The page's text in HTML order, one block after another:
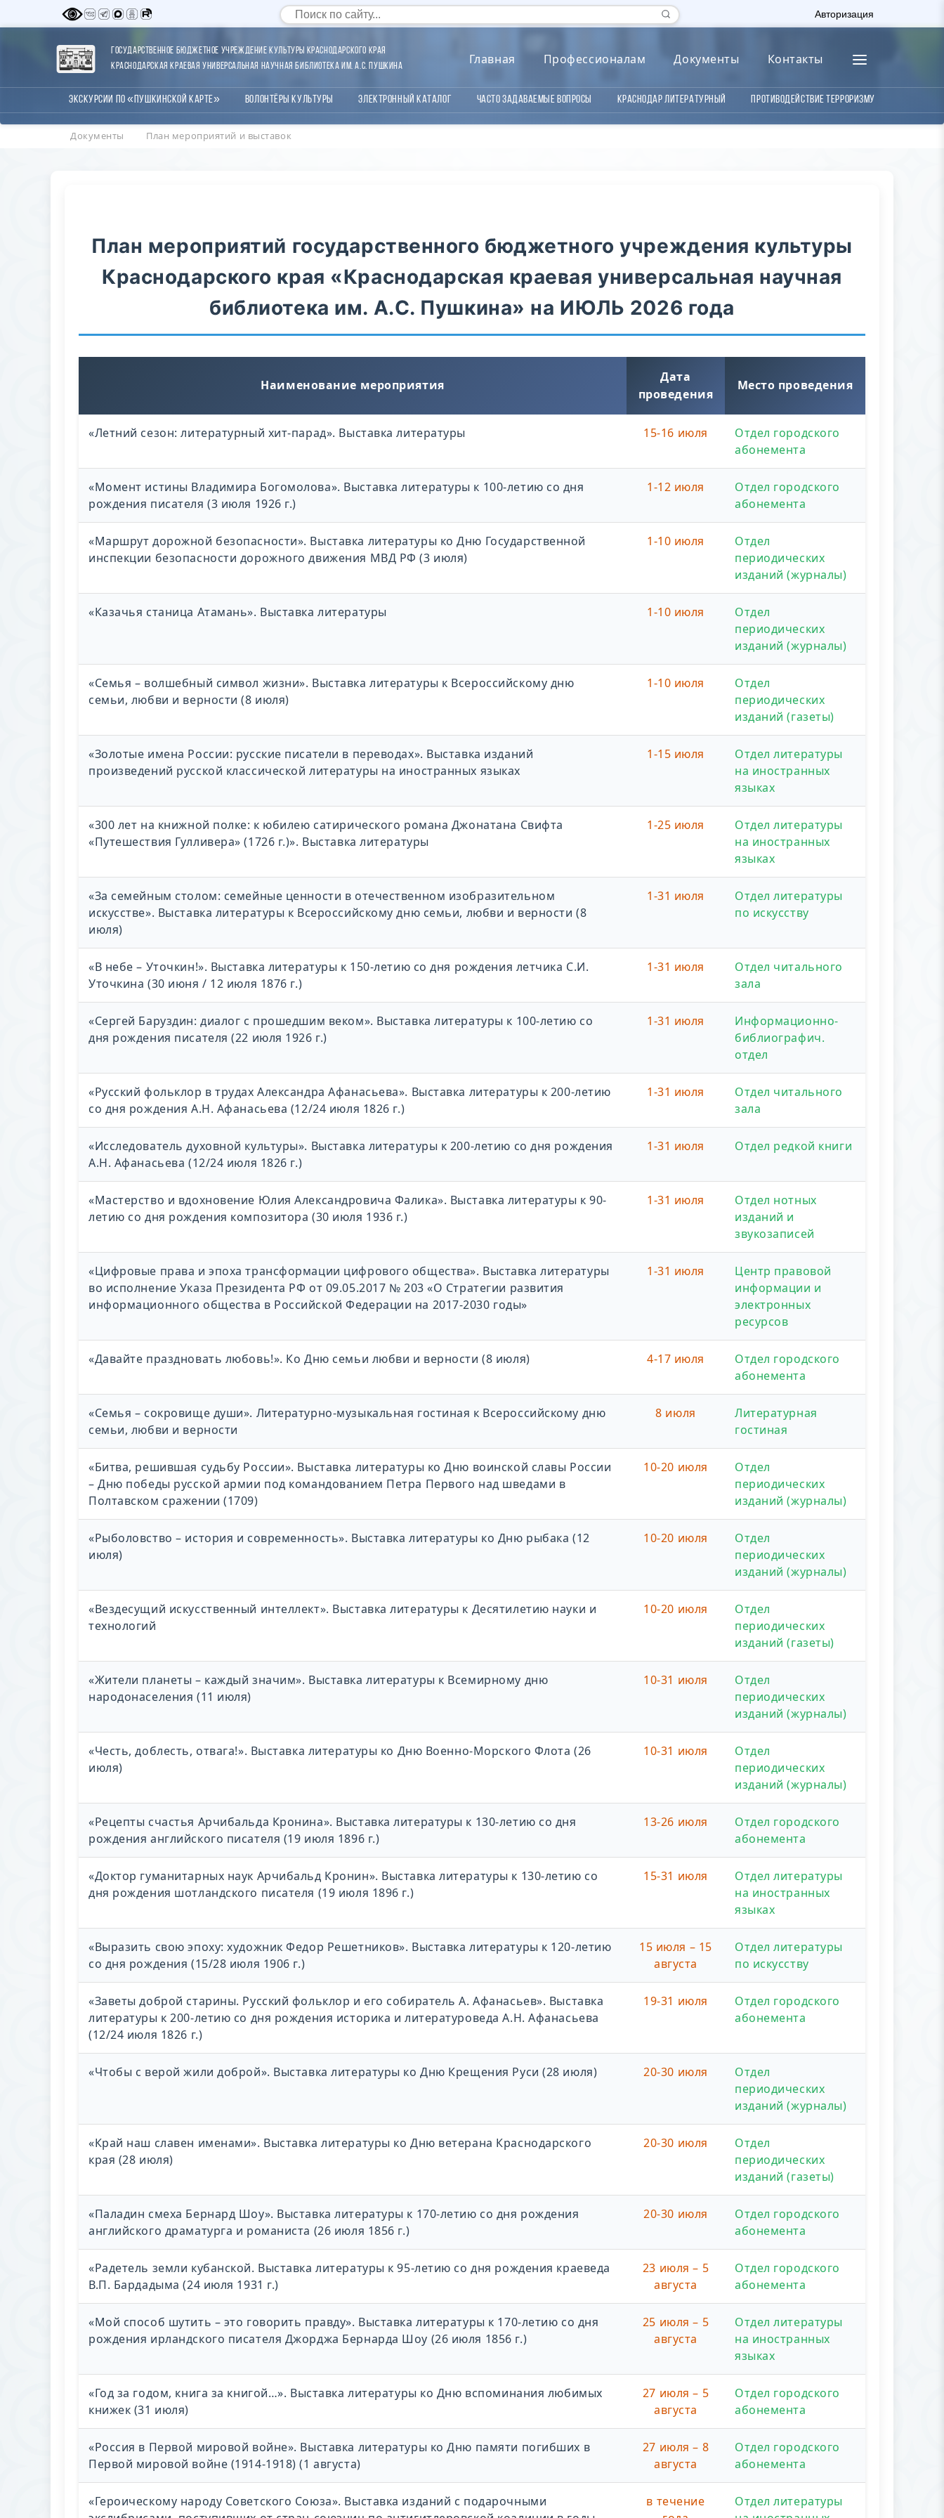
Авторизация
Государственное бюджетное учреждение культуры Краснодарского края
Краснодарская краевая универсальная научная библиотека им. А.С. Пушкина
Главная Профессионалам Документы Контакты
Экскурсии по «Пушкинской карте» Волонтёры Культуры Электронный каталог Часто задаваемые вопросы Краснодар литературный Противодействие терроризму
Документы План мероприятий и выставок
План мероприятий государственного бюджетного учреждения культуры
Краснодарского края «Краснодарская краевая универсальная научная
библиотека им. А.С. Пушкина» на ИЮЛЬ 2026 года
Наименование мероприятия
Дата
проведения
Место проведения
«Летний сезон: литературный хит-парад». Выставка литературы 15-16 июля
Отдел городского
абонемента
«Момент истины Владимира Богомолова». Выставка литературы к 100-летию со дня
рождения писателя (3 июля 1926 г.)
1-12 июля
Отдел городского
абонемента
«Маршрут дорожной безопасности». Выставка литературы ко Дню Государственной
инспекции безопасности дорожного движения МВД РФ (3 июля)
1-10 июля
Отдел
периодических
изданий (журналы)
«Казачья станица Атамань». Выставка литературы 1-10 июля
Отдел
периодических
изданий (журналы)
«Семья – волшебный символ жизни». Выставка литературы к Всероссийскому дню
семьи, любви и верности (8 июля)
1-10 июля
Отдел
периодических
изданий (газеты)
«Золотые имена России: русские писатели в переводах». Выставка изданий
произведений русской классической литературы на иностранных языках
1-15 июля
Отдел литературы
на иностранных
языках
«300 лет на книжной полке: к юбилею сатирического романа Джонатана Свифта
«Путешествия Гулливера» (1726 г.)». Выставка литературы
1-25 июля
Отдел литературы
на иностранных
языках
«За семейным столом: семейные ценности в отечественном изобразительном
искусстве». Выставка литературы к Всероссийскому дню семьи, любви и верности (8
июля)
1-31 июля
Отдел литературы
по искусству
«В небе – Уточкин!». Выставка литературы к 150-летию со дня рождения летчика С.И.
Уточкина (30 июня / 12 июля 1876 г.)
1-31 июля
Отдел читального
зала
«Сергей Баруздин: диалог с прошедшим веком». Выставка литературы к 100-летию со
дня рождения писателя (22 июля 1926 г.)
1-31 июля
Информационно-
библиографич.
отдел
«Русский фольклор в трудах Александра Афанасьева». Выставка литературы к 200-летию
со дня рождения А.Н. Афанасьева (12/24 июля 1826 г.)
1-31 июля
Отдел читального
зала
«Исследователь духовной культуры». Выставка литературы к 200-летию со дня рождения
А.Н. Афанасьева (12/24 июля 1826 г.)
1-31 июля Отдел редкой книги
«Мастерство и вдохновение Юлия Александровича Фалика». Выставка литературы к 90-
летию со дня рождения композитора (30 июля 1936 г.)
1-31 июля
Отдел нотных
изданий и
звукозаписей
«Цифровые права и эпоха трансформации цифрового общества». Выставка литературы
во исполнение Указа Президента РФ от 09.05.2017 № 203 «О Стратегии развития
информационного общества в Российской Федерации на 2017-2030 годы»
1-31 июля
Центр правовой
информации и
электронных
ресурсов
«Давайте праздновать любовь!». Ко Дню семьи любви и верности (8 июля) 4-17 июля
Отдел городского
абонемента
«Семья – сокровище души». Литературно-музыкальная гостиная к Всероссийскому дню
семьи, любви и верности
8 июля
Литературная
гостиная
«Битва, решившая судьбу России». Выставка литературы ко Дню воинской славы России
– Дню победы русской армии под командованием Петра Первого над шведами в
Полтавском сражении (1709)
10-20 июля
Отдел
периодических
изданий (журналы)
«Рыболовство – история и современность». Выставка литературы ко Дню рыбака (12
июля)
10-20 июля
Отдел
периодических
изданий (журналы)
«Вездесущий искусственный интеллект». Выставка литературы к Десятилетию науки и
технологий
10-20 июля
Отдел
периодических
изданий (газеты)
«Жители планеты – каждый значим». Выставка литературы к Всемирному дню
народонаселения (11 июля)
10-31 июля
Отдел
периодических
изданий (журналы)
«Честь, доблесть, отвага!». Выставка литературы ко Дню Военно-Морского Флота (26
июля)
10-31 июля
Отдел
периодических
изданий (журналы)
«Рецепты счастья Арчибальда Кронина». Выставка литературы к 130-летию со дня
рождения английского писателя (19 июля 1896 г.)
13-26 июля
Отдел городского
абонемента
«Доктор гуманитарных наук Арчибальд Кронин». Выставка литературы к 130-летию со
дня рождения шотландского писателя (19 июля 1896 г.)
15-31 июля
Отдел литературы
на иностранных
языках
«Выразить свою эпоху: художник Федор Решетников». Выставка литературы к 120-летию
со дня рождения (15/28 июля 1906 г.)
15 июля – 15
августа
Отдел литературы
по искусству
«Заветы доброй старины. Русский фольклор и его собиратель А. Афанасьев». Выставка
литературы к 200-летию со дня рождения историка и литературоведа А.Н. Афанасьева
(12/24 июля 1826 г.)
19-31 июля
Отдел городского
абонемента
«Чтобы с верой жили доброй». Выставка литературы ко Дню Крещения Руси (28 июля) 20-30 июля
Отдел
периодических
изданий (журналы)
«Край наш славен именами». Выставка литературы ко Дню ветерана Краснодарского
края (28 июля)
20-30 июля
Отдел
периодических
изданий (газеты)
«Паладин смеха Бернард Шоу». Выставка литературы к 170-летию со дня рождения
английского драматурга и романиста (26 июля 1856 г.)
20-30 июля
Отдел городского
абонемента
«Радетель земли кубанской. Выставка литературы к 95-летию со дня рождения краеведа
В.П. Бардадыма (24 июля 1931 г.)
23 июля – 5
августа
Отдел городского
абонемента
«Мой способ шутить – это говорить правду». Выставка литературы к 170-летию со дня
рождения ирландского писателя Джорджа Бернарда Шоу (26 июля 1856 г.)
25 июля – 5
августа
Отдел литературы
на иностранных
языках
«Год за годом, книга за книгой…». Выставка литературы ко Дню вспоминания любимых
книжек (31 июля)
27 июля – 5
августа
Отдел городского
абонемента
«Россия в Первой мировой войне». Выставка литературы ко Дню памяти погибших в
Первой мировой войне (1914-1918) (1 августа)
27 июля – 8
августа
Отдел городского
абонемента
«Героическому народу Советского Союза». Выставка изданий с подарочными
в течение
Отдел литературы